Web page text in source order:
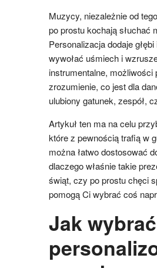
Muzycy, niezależnie od
po prostu kochają słuchać
Personalizacja dodaje
wywołać uśmiech i
instrumentalne, możliwości
zrozumienie, co jest dla
ulubiony gatunek, zespół,
Artykuł ten ma na celu
które z pewnością trafią w
można łatwo dostosować
dlaczego właśnie takie
świąt, czy po prostu chęci
pomogą Ci wybrać coś
Jak